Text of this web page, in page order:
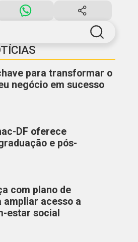
para transformar o
negócio em sucesso
DF oferece
e pós-
com plano de
ampliar acesso a
estar social